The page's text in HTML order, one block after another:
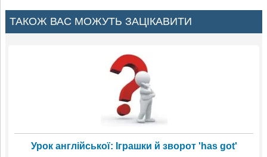
ТАКОЖ ВАС МОЖУТЬ ЗАЦІКАВИТИ
Урок англійської: Іграшки й зворот 'has got'